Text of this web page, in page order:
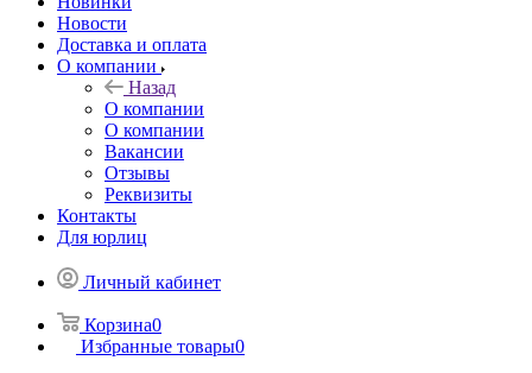
Новости
Доставка и оплата
О компании
Назад
О компании
О компании
Вакансии
Отзывы
Реквизиты
Контакты
Для юрлиц
Личный кабинет
Корзина0
Избранные товары0